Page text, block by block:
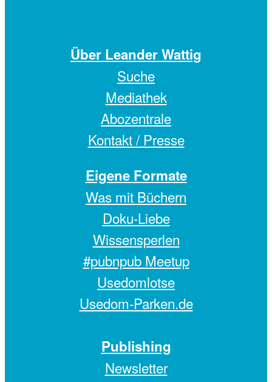
Über Leander Wattig
Suche
Mediathek
Abozentrale
Kontakt / Presse
Eigene Formate
Was mit Büchern
Doku-Liebe
Wissensperlen
#pubnpub Meetup
Usedomlotse
Usedom-Parken.de
Publishing
Newsletter